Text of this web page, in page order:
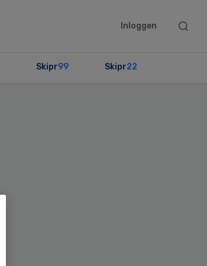
Inloggen
Search
Skipr99 Skipr22